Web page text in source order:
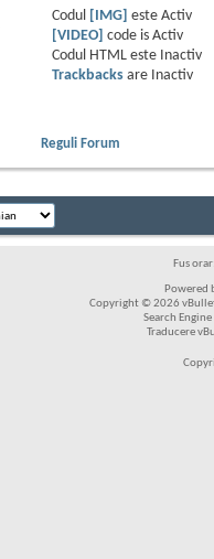
Codul
[IMG] este Activ
[VIDEO]
code is Activ
Codul HTML este
Inactiv
Trackbacksare
Inactiv
Reguli Forum
Fus
Powered
Copyright © 2026
Search
Traducere